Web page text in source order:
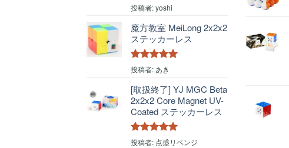
5段階中4
の評価
投稿者: yoshi
魔方教室 MeiLong 2x2x2
ステッカーレス
5段階中5
投稿者: あき
[取扱終了] YJ MGC Beta
2x2x2 Core Magnet UV-
Coated ステッカーレス
5段階中5の
投稿者: 点盛リベンジ